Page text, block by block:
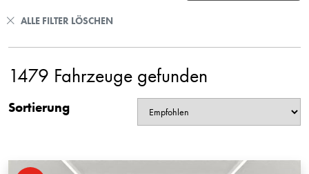
ALLE FILTER LÖSCHEN
1479 Fahrzeuge gefunden
Sortierung